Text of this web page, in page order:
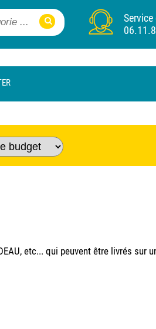
etc... qui peuvent être livrés sur